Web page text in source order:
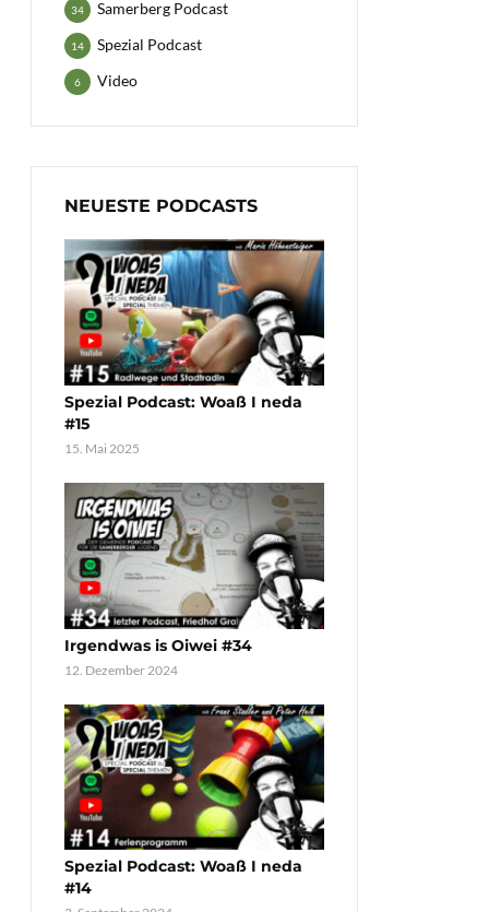
Samerberg Podcast
34
Spezial Podcast
14
Video
6
NEUESTE PODCASTS
Spezial Podcast: Woaß I neda
#15
15. Mai 2025
Irgendwas is Oiwei #34
12. Dezember 2024
Spezial Podcast: Woaß I neda
#14